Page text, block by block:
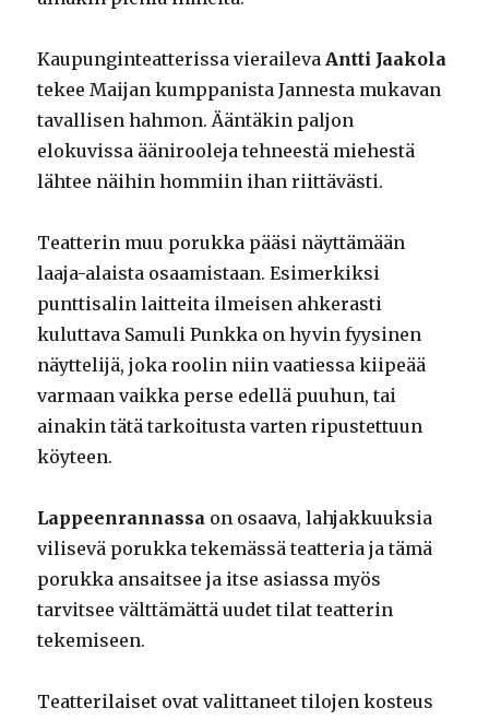
Kaupunginteatterissa vierailevaAntti Jaakola
tekee Maijan kumppanista Jannesta mukavan
tavallisen hahmon. Ääntäkin paljon
elokuvissa äänirooleja tehneestä miehestä
lähtee näihin hommiin ihan riittävästi.
Teatterin muu porukka pääsi näyttämään
laaja-alaista osaamistaan. Esimerkiksi
punttisalin laitteita ilmeisen ahkerasti
kuluttava Samuli Punkka on hyvin fyysinen
näyttelijä, joka roolin niin vaatiessa kiipeää
varmaan vaikka perse edellä puuhun, tai
ainakin tätä tarkoitusta varten ripustettuun
köyteen.
Lappeenrannassa on osaava, lahjakkuuksia
vilisevä porukka tekemässä teatteria ja tämä
porukka ansaitsee ja itse asiassa myös
tarvitsee välttämättä uudet tilat teatterin
tekemiseen.
Teatterilaiset ovat valittaneet tilojen kosteus